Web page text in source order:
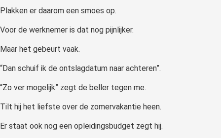
Plakken er daarom een smoes op.
Voor de werknemer is dat nog pijnlijker.
Maar het gebeurt vaak.
“Dan schuif ik de ontslagdatum naar achteren”.
“Zo ver mogelijk” zegt de beller tegen me.
Tilt hij het liefste over de zomervakantie heen.
Er staat ook nog een opleidingsbudget zegt hij.